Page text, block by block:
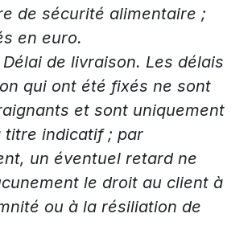
de sécurité alimentaire ;
en euro.
de livraison. Les délais
qui ont été fixés ne sont
et sont uniquement
titre indicatif ; par
un éventuel retard ne
le droit au client à
ou à la résiliation de